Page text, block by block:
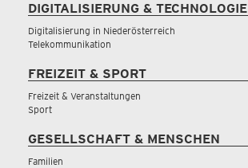
DIGITALISIERUNG & TECHNOLOGIE
Digitalisierung in Niederösterreich
Telekommunikation
FREIZEIT & SPORT
Freizeit & Veranstaltungen
Sport
GESELLSCHAFT & MENSCHEN
Familien